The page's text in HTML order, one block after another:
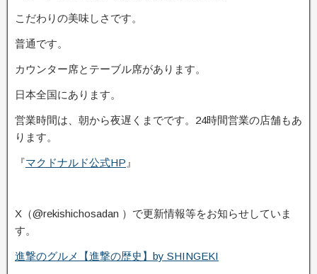
こだわりの美味しさです。
普通です。
カウンター席とテーブル席があります。
日本全国にあります。
営業時間は、朝から夜遅くまでです。24時間営業の店舗もあ
ります。
『マクドナルド公式HP 』
X（@rekishichosadan ）で更新情報等をお知らせしていま
す。
進撃のグルメ【進撃の歴史】by SHINGEKI